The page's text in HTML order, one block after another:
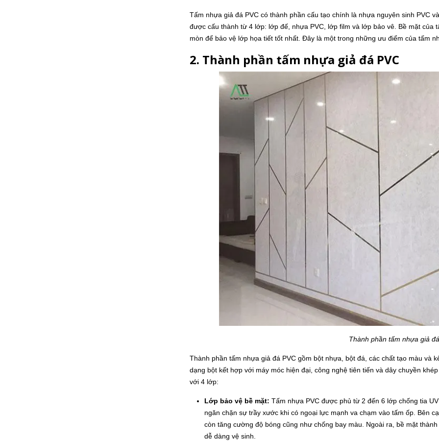
Tấm nhựa giả đá PVC có thành phần cấu tạo chính là nhựa nguyên sinh PVC
được cấu thành từ 4 lớp: lớp đế, nhựa PVC, lớp film và lớp bảo vê. Bề mặt của
mòn để bảo vệ lớp họa tiết tốt nhất. Đây là một trong những ưu điểm của tấm
2. Thành phần tấm nhựa giả đá PVC
Thành phần tấm nhựa giả
Thành phần tấm nhựa giả đá PVC gồm bột nhựa, bột đá, các chất tạo màu và
dạng bột kết hợp với máy móc hiện đại, công nghệ tiên tiến và dây chuyền
với 4 lớp:
Lớp bảo vệ bề mặt: Tấm nhựa PVC được phủ từ 2 đến 6 lớp chống tia
ngăn chặn sự trầy xước khi có ngoại lực mạnh va chạm vào tấm ốp. Bên
còn tăng cường độ bóng cũng như chống bay màu. Ngoài ra, bề mặt
dễ dàng vệ sinh.